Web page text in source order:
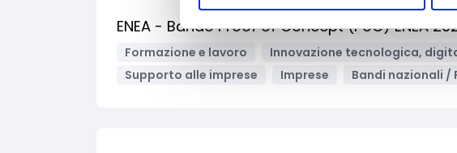
ENEA - Bando Proof of Concept (PoC) ENEA
Formazione e lavoro Innovazione tecnologica,
Supporto alle imprese
Imprese Bandi nazionali /